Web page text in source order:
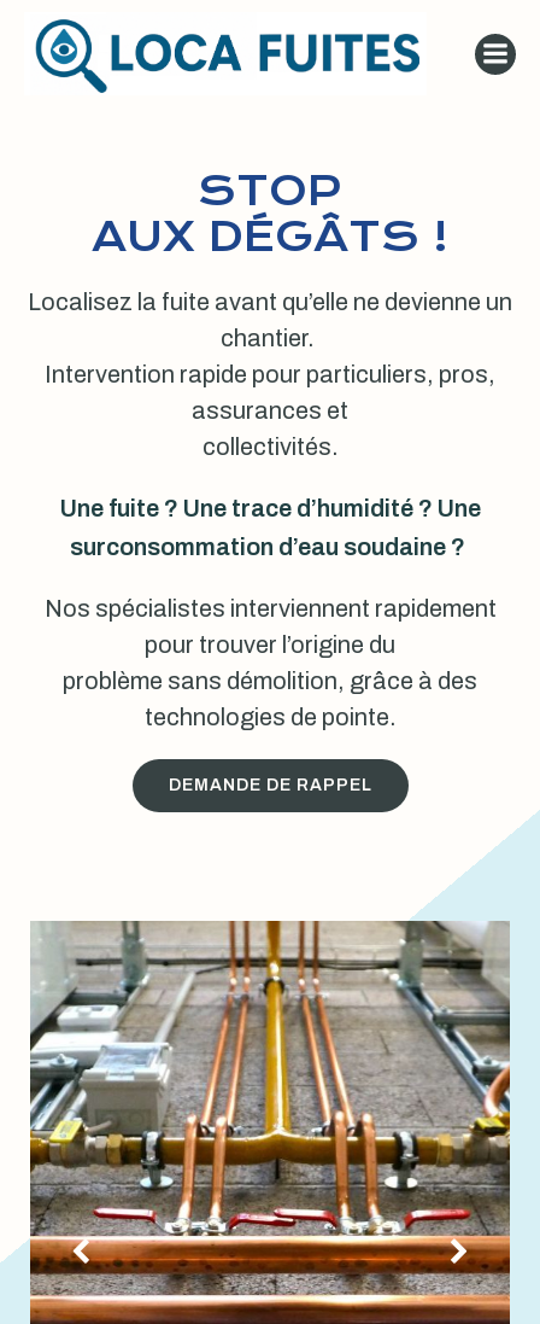
au
contenu
STOP
AUX DÉGÂTS !
Localisez la fuite avant qu’elle ne devienne un
chantier.
Intervention rapide pour particuliers, pros,
assurances et
collectivités.
Une fuite ? Une trace d’humidité ? Une
surconsommation d’eau soudaine ?
Nos spécialistes interviennent rapidement
pour trouver l’origine du
problème sans démolition, grâce à des
technologies de pointe.
DEMANDE DE RAPPEL